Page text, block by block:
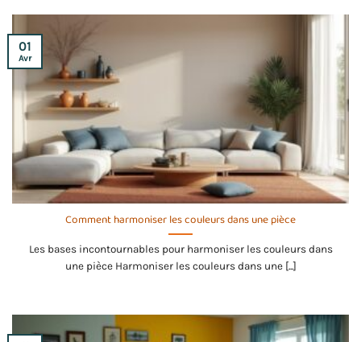
Comment harmoniser les couleurs dans une pièce
Les bases incontournables pour harmoniser les couleurs dans
une pièce Harmoniser les couleurs dans une [...]
01
Avr